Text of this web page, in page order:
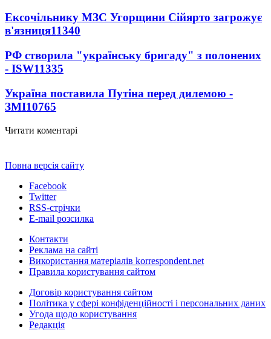
Ексочільнику МЗС Угорщини Сійярто загрожує
в'язниця11340
РФ створила "українську бригаду" з полонених
- ISW11335
Україна поставила Путіна перед дилемою -
ЗМІ10765
Читати коментарі
Повна версія сайту
Facebook
Twitter
RSS-стрічки
E-mail розсилка
Контакти
Реклама на сайті
Використання матеріалів korrespondent.net
Правила користування сайтом
Договір користування сайтом
Політика у сфері конфіденційності і персональних даних
Угода щодо користування
Редакція